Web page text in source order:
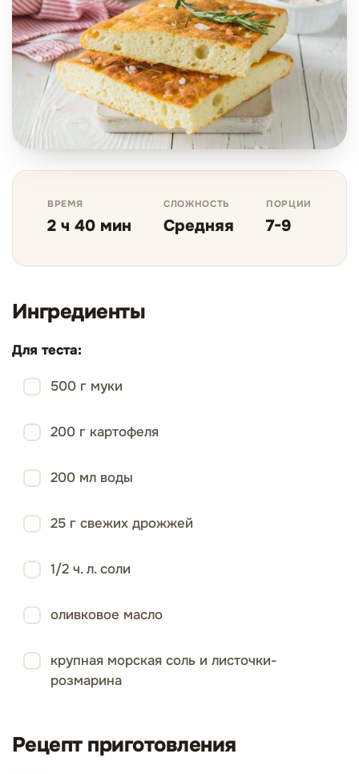
ВРЕМЯ
2 ч 40 мин
СЛОЖНОСТЬ
Средняя
ПОРЦИИ
7-9
Ингредиенты
Для теста:
500 г муки
200 г картофеля
200 мл воды
25 г свежих дрожжей
1/2 ч. л. соли
оливковое масло
крупная морская соль и листочки­
розмарина
Рецепт приготовления